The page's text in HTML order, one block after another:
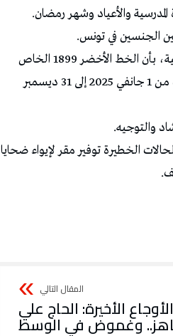
والأعياد وشهر رمضان.
الجنسين في تونس.
وذكّرت بن حسين،خلال استضافتها في برنامج يوم سعيد بالإذاعة الوطنية، بأن الخط الأخضر 1899 الخاص
بالإنصات والإرشاد وتوجيه النساء ضحايا العنف تلقى خلال الفترة الممتدة من 1 جانفي 2025 إلى 31 ديسمبر
والتوجيه.
الخطيرة توفير مقر لإيواء ضحايا
الأخيرة: الحاج علي
وغموض في الوسط